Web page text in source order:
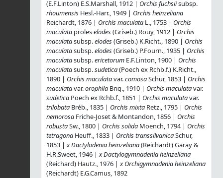
(E.F.Linton) E.S.Marshall, 1912 | Orchis fuchsiisubsp.
rhoumensis Hesl.-Harr., 1949 | Orchis heinzeliana
Reichardt, 1876 | Orchis maculata L., 1753 | Orchis
maculata proleselodes (Griseb.) Rouy, 1912 | Orchis
maculatasubsp.elodes (Griseb.) K.Richt., 1890 | Orchis
maculatasubsp.elodes (Griseb.) P.Fourn., 1935 | Orchis
maculatasubsp.ericetorum E.F.Linton, 1900 | Orchis
maculatasubsp.sudetica(Poech ex Rchb.f.) K.Richt.,
1890 | Orchis maculatavar.comosaSchur, 1853 | Orchis
maculatavar.orophila Briq., 1910 | Orchis maculatavar.
sudetica Poech ex Rchb.f., 1851 | Orchis maculatavar.
trilobata Bréb., 1835 | Orchis mixta Retz., 1795 | Orchis
nemorosa Friche-Joset & Montandon, 1856 | Orchis
robustaSw., 1800 | Orchis solida Moench, 1794 | Orchis
tetragona Heuff., 1833 | Orchis transsilvanicaSchur,
1853 |x Dactylodenia heinzeliana(Reichardt) Garay &
H.R.Sweet, 1946 |x Dactylogymnadenia heinzeliana
(Reichard) Hautz., 1976 |x Orchigymnadenia heinzeliana
(Reichardt) E.G.Camus, 1892